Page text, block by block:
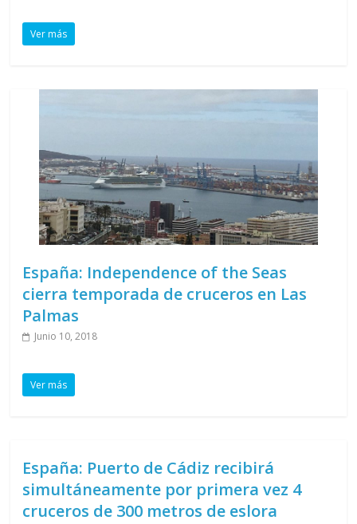
Ver más
España: Independence of the Seas
cierra temporada de cruceros en Las
Palmas
Junio 10, 2018
Ver más
España: Puerto de Cádiz recibirá
simultáneamente por primera vez 4
cruceros de 300 metros de eslora